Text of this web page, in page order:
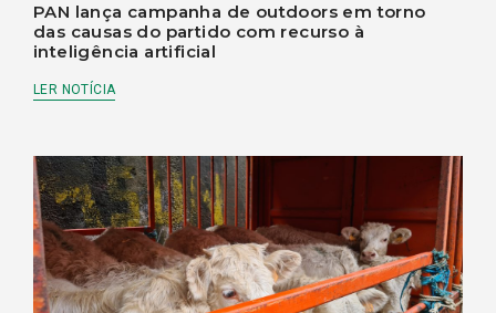
PAN lança campanha de outdoors em torno
das causas do partido com recurso à
inteligência artificial
LER NOTÍCIA